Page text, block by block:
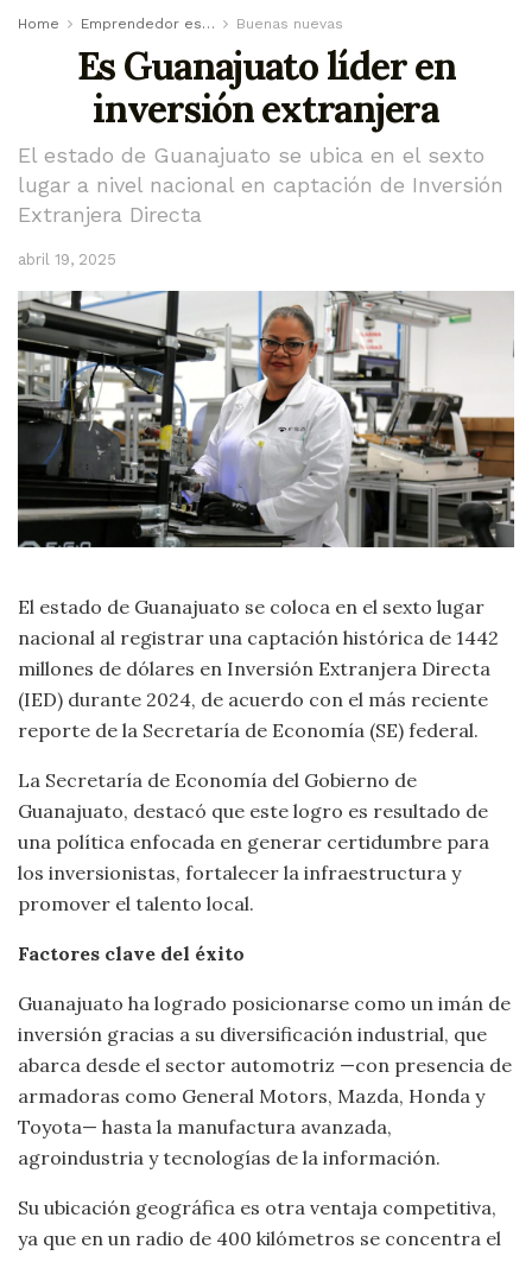
Home Emprendedor es… Buenas nuevas
Es Guanajuato líder en
inversión extranjera
El estado de Guanajuato se ubica en el sexto
lugar a nivel nacional en captación de Inversión
Extranjera Directa
abril 19, 2025
El estado de Guanajuato se coloca en el sexto lugar
nacional al registrar una captación histórica de 1442
millones de dólares en Inversión Extranjera Directa
(IED) durante 2024, de acuerdo con el más reciente
reporte de la Secretaría de Economía (SE) federal.
La Secretaría de Economía del Gobierno de
Guanajuato, destacó que este logro es resultado de
una política enfocada en generar certidumbre para
los inversionistas, fortalecer la infraestructura y
promover el talento local.
Factores clave del éxito
Guanajuato ha logrado posicionarse como un imán de
inversión gracias a su diversificación industrial, que
abarca desde el sector automotriz —con presencia de
armadoras como General Motors, Mazda, Honda y
Toyota— hasta la manufactura avanzada,
agroindustria y tecnologías de la información.
Su ubicación geográfica es otra ventaja competitiva,
ya que en un radio de 400 kilómetros se concentra el